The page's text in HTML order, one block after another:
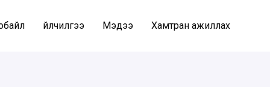
Үйлчилгээ Мэдээ Хамтран ажиллах